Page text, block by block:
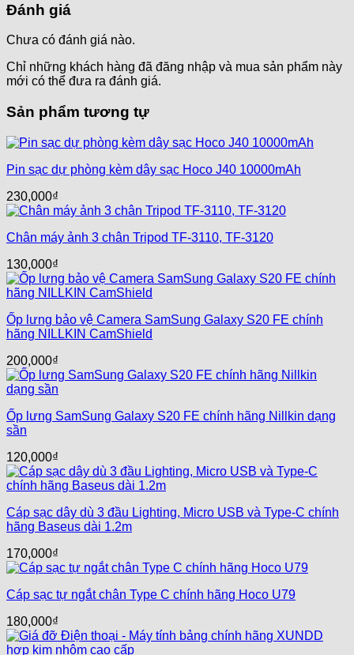
Đánh giá
Chưa có đánh giá nào.
Chỉ những khách hàng đã đăng nhập và mua sản phẩm này
mới có thể đưa ra đánh giá.
Sản phẩm tương tự
Pin sạc dự phòng kèm dây sạc Hoco J40 10000mAh
230,000₫
Chân máy ảnh 3 chân Tripod TF-3110, TF-3120
130,000₫
Ốp lưng bảo vệ Camera SamSung Galaxy S20 FE chính
hãng NILLKIN CamShield
200,000₫
Ốp lưng SamSung Galaxy S20 FE chính hãng Nillkin dạng
sần
120,000₫
Cáp sạc dây dù 3 đầu Lighting, Micro USB và Type-C chính
hãng Baseus dài 1.2m
170,000₫
Cáp sạc tự ngắt chân Type C chính hãng Hoco U79
180,000₫